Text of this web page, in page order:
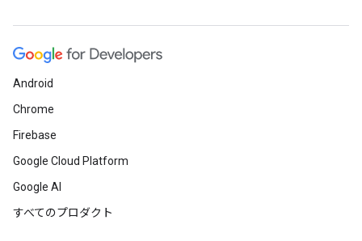
Android
Chrome
Firebase
Google Cloud Platform
Google AI
すべてのプロダクト